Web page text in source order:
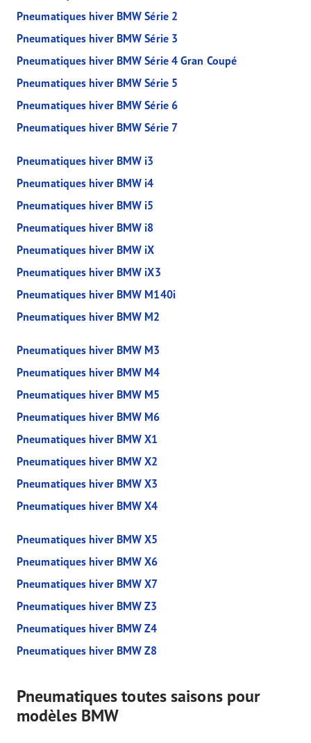
Pneumatiques hiver BMW Série 2
Pneumatiques hiver BMW Série 3
Pneumatiques hiver BMW Série 4 Gran Coupé
Pneumatiques hiver BMW Série 5
Pneumatiques hiver BMW Série 6
Pneumatiques hiver BMW Série 7
Pneumatiques hiver BMW i3
Pneumatiques hiver BMW i4
Pneumatiques hiver BMW i5
Pneumatiques hiver BMW i8
Pneumatiques hiver BMW iX
Pneumatiques hiver BMW iX3
Pneumatiques hiver BMW M140i
Pneumatiques hiver BMW M2
Pneumatiques hiver BMW M3
Pneumatiques hiver BMW M4
Pneumatiques hiver BMW M5
Pneumatiques hiver BMW M6
Pneumatiques hiver BMW X1
Pneumatiques hiver BMW X2
Pneumatiques hiver BMW X3
Pneumatiques hiver BMW X4
Pneumatiques hiver BMW X5
Pneumatiques hiver BMW X6
Pneumatiques hiver BMW X7
Pneumatiques hiver BMW Z3
Pneumatiques hiver BMW Z4
Pneumatiques hiver BMW Z8
Pneumatiques toutes saisons pour
modèles BMW